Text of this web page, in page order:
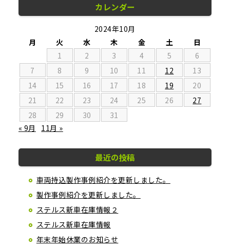
カレンダー
2024年10月
月
火 水 木 金 土
日
1
2 3 4 5
6
7
8 9 10 11 12
13
14
15 16 17 18 19
20
21
22 23 24 25 26
27
28
29 30
31
« 9月
11月 »
最近の投稿
車両持込製作事例紹介を更新しました。
製作事例紹介を更新しました。
ステルス新車在庫情報２
ステルス新車在庫情報
年末年始休業のお知らせ